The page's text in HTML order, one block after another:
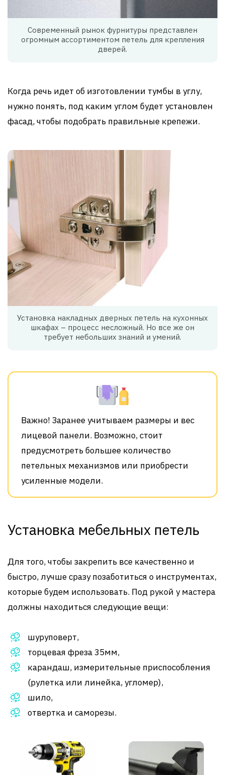
Современный рынок фурнитуры представлен
огромным ассортиментом петель для крепления
дверей.
Когда речь идет об изготовлении тумбы в углу,
нужно понять, под каким углом будет установлен
фасад, чтобы подобрать правильные крепежи.
Установка накладных дверных петель на кухонных
шкафах – процесс несложный. Но все же он
требует небольших знаний и умений.
Важно! Заранее учитываем размеры и вес
лицевой панели. Возможно, стоит
предусмотреть большее количество
петельных механизмов или приобрести
усиленные модели.
Установка мебельных петель
Для того, чтобы закрепить все качественно и
быстро, лучше сразу позаботиться о инструментах,
которые будем использовать. Под рукой у мастера
должны находиться следующие вещи:
шуруповерт,
торцевая фреза 35мм,
карандаш, измерительные приспособления
(рулетка или линейка, угломер),
шило,
отвертка и саморезы.